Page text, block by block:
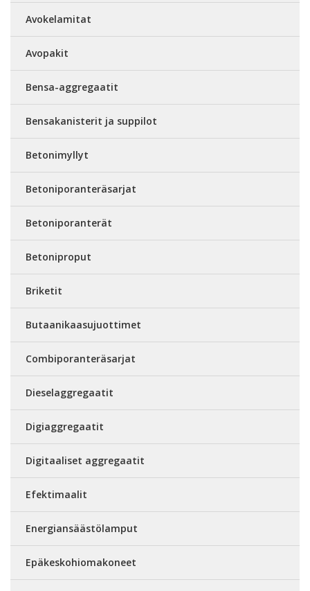
Avokelamitat
Avopakit
Bensa-aggregaatit
Bensakanisterit ja suppilot
Betonimyllyt
Betoniporanteräsarjat
Betoniporanterät
Betoniproput
Briketit
Butaanikaasujuottimet
Combiporanteräsarjat
Dieselaggregaatit
Digiaggregaatit
Digitaaliset aggregaatit
Efektimaalit
Energiansäästölamput
Epäkeskohiomakoneet